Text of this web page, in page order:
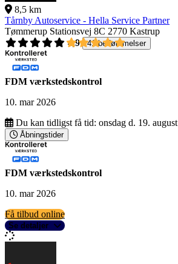
8,5 km
Tårnby Autoservice - Hella Service Partner
Tømmerup Stationsvej 8C 2770 Kastrup
4,9
41 bedømmelser
FDM værkstedskontrol
10. mar 2026
Du kan tidligst få tid: onsdag d. 19. august
Åbningstider
FDM værkstedskontrol
10. mar 2026
Få tilbud online
Se detaljer